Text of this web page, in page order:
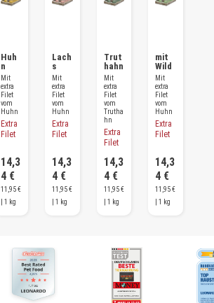
Huh
n
Mit
extra
Filet
vom
Huhn
Extra
Filet
14,3
4 €
11,95 €
| 1 kg
Lach
s
Mit
extra
Filet
vom
Huhn
Extra
Filet
14,3
4 €
11,95 €
| 1 kg
Trut
hahn
Mit
extra
Filet
vom
Trutha
hn
Extra
Filet
14,3
4 €
11,95 €
| 1 kg
mit
Wild
Mit
extra
Filet
vom
Huhn
Extra
Filet
14,3
4 €
11,95 €
| 1 kg